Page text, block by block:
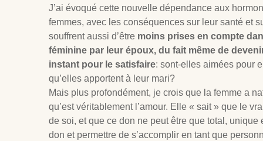
J’ai évoqué cette nouvelle dépendance aux
femmes, avec les conséquences sur leur santé et
souffrent aussi d’être moins prises en compte
féminine par leur époux, du fait même de
instant pour le satisfaire: sont-elles aimées pour
qu’elles apportent à leur mari?
Mais plus profondément, je crois que la femme a
qu’est véritablement l’amour. Elle « sait » que le
de soi, et que ce don ne peut être que total, unique
don et permettre de s’accomplir en tant que